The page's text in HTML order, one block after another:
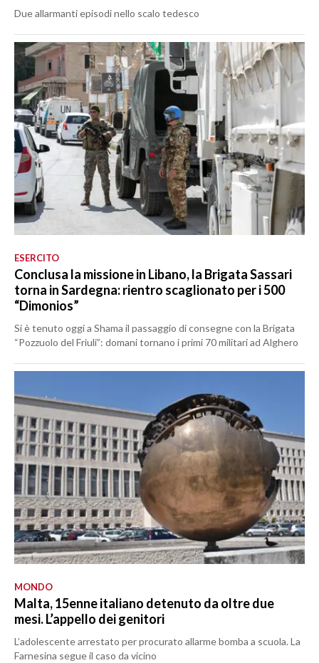
Due allarmanti episodi nello scalo tedesco
ESERCITO
Conclusa la missione in Libano, la Brigata Sassari
torna in Sardegna: rientro scaglionato per i 500
“Dimonios”
Si è tenuto oggi a Shama il passaggio di consegne con la Brigata
“Pozzuolo del Friuli”: domani tornano i primi 70 militari ad Alghero
MONDO
Malta, 15enne italiano detenuto da oltre due
mesi. L’appello dei genitori
L’adolescente arrestato per procurato allarme bomba a scuola. La
Farnesina segue il caso da vicino